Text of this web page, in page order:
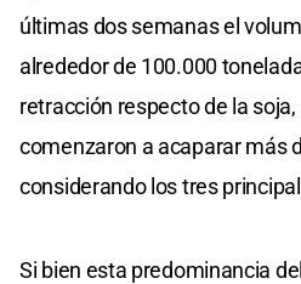
últimas dos semanas el
alrededor de 100.000
retracción respecto de la
comenzaron a acaparar más
considerando los tres
Si bien esta predominancia